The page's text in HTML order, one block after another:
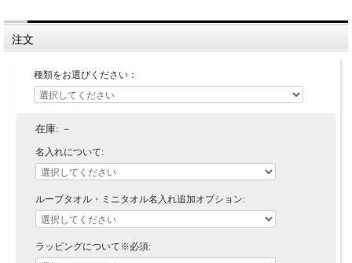
注文
種類をお選びください：
在庫: －
名入れについて:
ループタオル・ミニタオル名入れ追加オプション:
ラッピングについて※必須: